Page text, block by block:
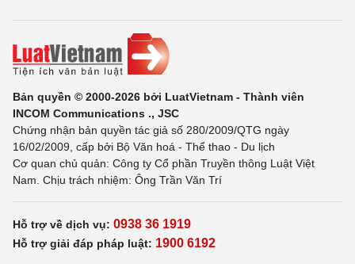
Bản quyền © 2000-2026 bởi LuatVietnam - Thành viên
INCOM Communications ., JSC
Chứng nhận bản quyền tác giả số 280/2009/QTG ngày
16/02/2009, cấp bởi Bộ Văn hoá - Thể thao - Du lịch
Cơ quan chủ quản: Công ty Cổ phần Truyền thông Luật Việt
Nam. Chịu trách nhiệm: Ông Trần Văn Trí
Hỗ trợ về dịch vụ: 0938 36 1919
Hỗ trợ giải đáp pháp luật: 1900 6192